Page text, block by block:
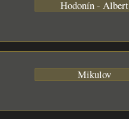
Hodonín - Albert
Mikulov